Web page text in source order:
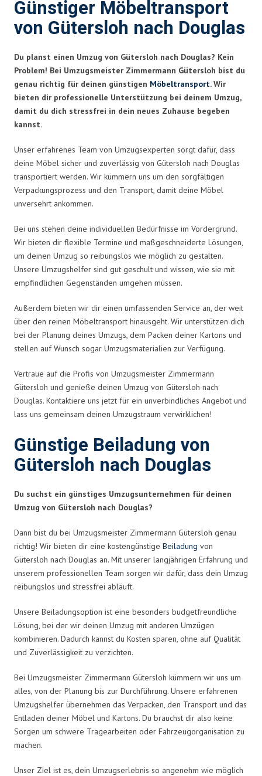
Günstiger Möbeltransport
von Gütersloh nach Douglas
Du planst einen Umzug von Gütersloh nach Douglas? Kein
Problem! Bei Umzugsmeister Zimmermann Gütersloh bist du
genau richtig für deinen günstigen Möbeltransport. Wir
bieten dir professionelle Unterstützung bei deinem Umzug,
damit du dich stressfrei in dein neues Zuhause begeben
kannst.
Unser erfahrenes Team von Umzugsexperten sorgt dafür, dass
deine Möbel sicher und zuverlässig von Gütersloh nach Douglas
transportiert werden. Wir kümmern uns um den sorgfältigen
Verpackungsprozess und den Transport, damit deine Möbel
unversehrt ankommen.
Bei uns stehen deine individuellen Bedürfnisse im Vordergrund.
Wir bieten dir flexible Termine und maßgeschneiderte Lösungen,
um deinen Umzug so reibungslos wie möglich zu gestalten.
Unsere Umzugshelfer sind gut geschult und wissen, wie sie mit
empfindlichen Gegenständen umgehen müssen.
Außerdem bieten wir dir einen umfassenden Service an, der weit
über den reinen Möbeltransport hinausgeht. Wir unterstützen dich
bei der Planung deines Umzugs, dem Packen deiner Kartons und
stellen auf Wunsch sogar Umzugsmaterialien zur Verfügung.
Vertraue auf die Profis von Umzugsmeister Zimmermann
Gütersloh und genieße deinen Umzug von Gütersloh nach
Douglas. Kontaktiere uns jetzt für ein unverbindliches Angebot und
lass uns gemeinsam deinen Umzugstraum verwirklichen!
Günstige Beiladung von
Gütersloh nach Douglas
Du suchst ein günstiges Umzugsunternehmen für deinen
Umzug von Gütersloh nach Douglas?
Dann bist du bei Umzugsmeister Zimmermann Gütersloh genau
richtig! Wir bieten dir eine kostengünstige Beiladung von
Gütersloh nach Douglas an. Mit unserer langjährigen Erfahrung und
unserem professionellen Team sorgen wir dafür, dass dein Umzug
reibungslos und stressfrei abläuft.
Unsere Beiladungsoption ist eine besonders budgetfreundliche
Lösung, bei der wir deinen Umzug mit anderen Umzügen
kombinieren. Dadurch kannst du Kosten sparen, ohne auf Qualität
und Zuverlässigkeit zu verzichten.
Bei Umzugsmeister Zimmermann Gütersloh kümmern wir uns um
alles, von der Planung bis zur Durchführung. Unsere erfahrenen
Umzugshelfer übernehmen das Verpacken, den Transport und das
Entladen deiner Möbel und Kartons. Du brauchst dir also keine
Sorgen um schwere Tragearbeiten oder Fahrzeugorganisation zu
machen.
Unser Ziel ist es, dein Umzugserlebnis so angenehm wie möglich